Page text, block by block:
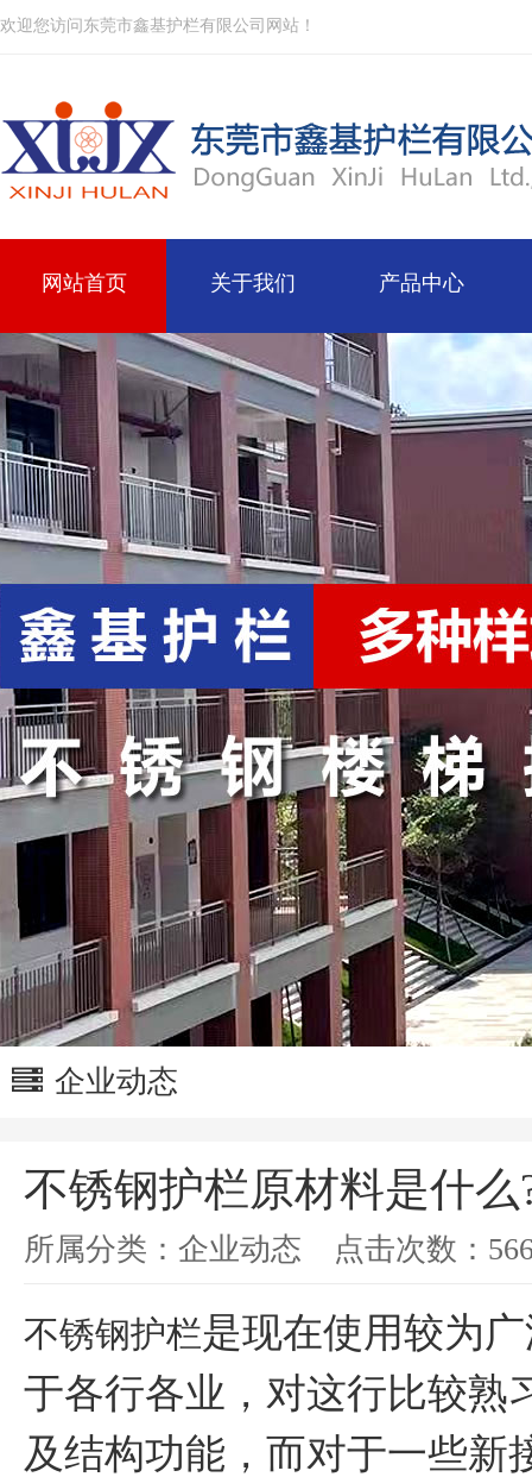
欢迎您访问东莞市鑫基护栏有限公司网站！
网站首页 关于我们 产品中心
企业动态
不锈钢护栏原材料是什么
所属分类： 企业动态 点击次数：
不锈钢护栏是现在使用较为
于各行各业，对这行比较熟
及结构功能，而对于一些新